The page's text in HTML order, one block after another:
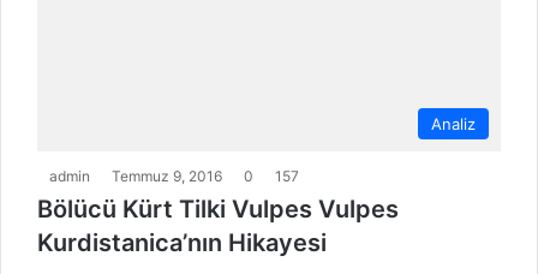
Analiz
admin Temmuz 9, 2016 0 157
Bölücü Kürt Tilki Vulpes Vulpes
Kurdistanica’nın Hikayesi